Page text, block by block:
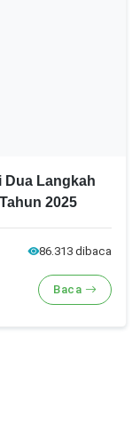
Dua Langkah
2025
86.313 dibaca
Baca